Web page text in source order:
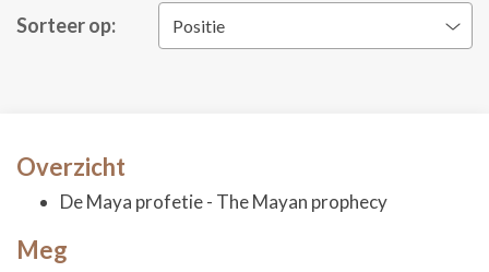
Sorteer op: Positie
Overzicht
De Maya profetie - The Mayan prophecy
Meg